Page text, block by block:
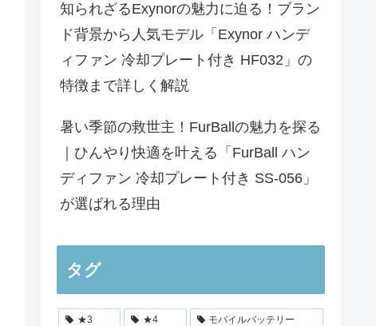
知られざるExynorの魅力に迫る！ブラン
ド背景から人気モデル「Exynor ハンデ
ィファン 冷却プレート付き HF032」の
特徴まで詳しく解説
暑い季節の救世主！FurBallの魅力を探る
｜ひんやり快適を叶える「FurBall ハン
ディファン 冷却プレート付き SS‐056」
が選ばれる理由
タグ
★3 ★4 モバイルバッテリー